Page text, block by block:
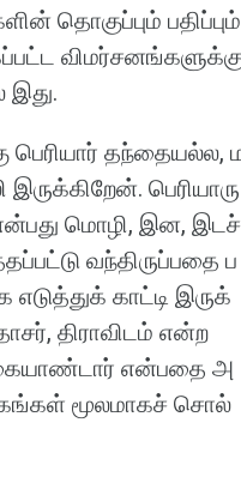
தொகுப்பும் பதிப்பும்
இது.
பெரியார் தந்தையல்ல,
இருக்கிறேன். பெரியாரு
மொழி, இன, இடச்
வந்திருப்பதை ப
எடுத்துக் காட்டி இருக்
, திராவிடம் என்ற
என்பதை அ
மூலமாகச் சொல்